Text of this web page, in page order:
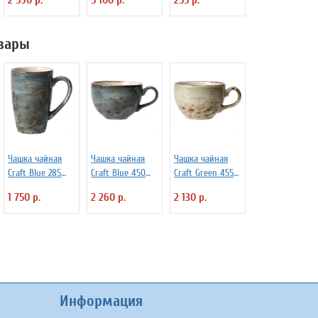
D=22.5 см
Frabosk 7050209
Paderno 4030173
Чашка чайная
Craft Blue 285
3140669
1 750 р.
Чашка чайная
Craft Blue 450
3140675
2 260 р.
Чашка чайная
Craft Green 455
3140679
2 130 р.
Информация